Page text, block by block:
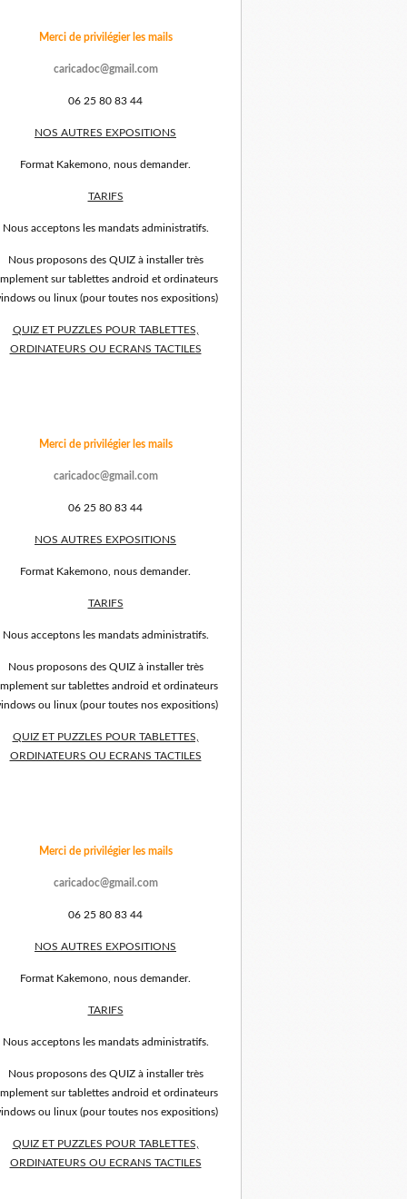
Merci de privilégier les mails
caricadoc@gmail.com
06 25 80 83 44
NOS AUTRES EXPOSITIONS
Format Kakemono, nous demander.
TARIFS
Nous acceptons les mandats administratifs.
Nous proposons des QUIZ à installer très
sur tablettes android et ordinateurs
ou linux (pour toutes nos expositions)
QUIZ ET PUZZLES POUR TABLETTES,
ORDINATEURS OU ECRANS TACTILES
Merci de privilégier les mails
caricadoc@gmail.com
06 25 80 83 44
NOS AUTRES EXPOSITIONS
Format Kakemono, nous demander.
TARIFS
Nous acceptons les mandats administratifs.
Nous proposons des QUIZ à installer très
sur tablettes android et ordinateurs
ou linux (pour toutes nos expositions)
QUIZ ET PUZZLES POUR TABLETTES,
ORDINATEURS OU ECRANS TACTILES
Merci de privilégier les mails
caricadoc@gmail.com
06 25 80 83 44
NOS AUTRES EXPOSITIONS
Format Kakemono, nous demander.
TARIFS
Nous acceptons les mandats administratifs.
Nous proposons des QUIZ à installer très
sur tablettes android et ordinateurs
ou linux (pour toutes nos expositions)
QUIZ ET PUZZLES POUR TABLETTES,
ORDINATEURS OU ECRANS TACTILES